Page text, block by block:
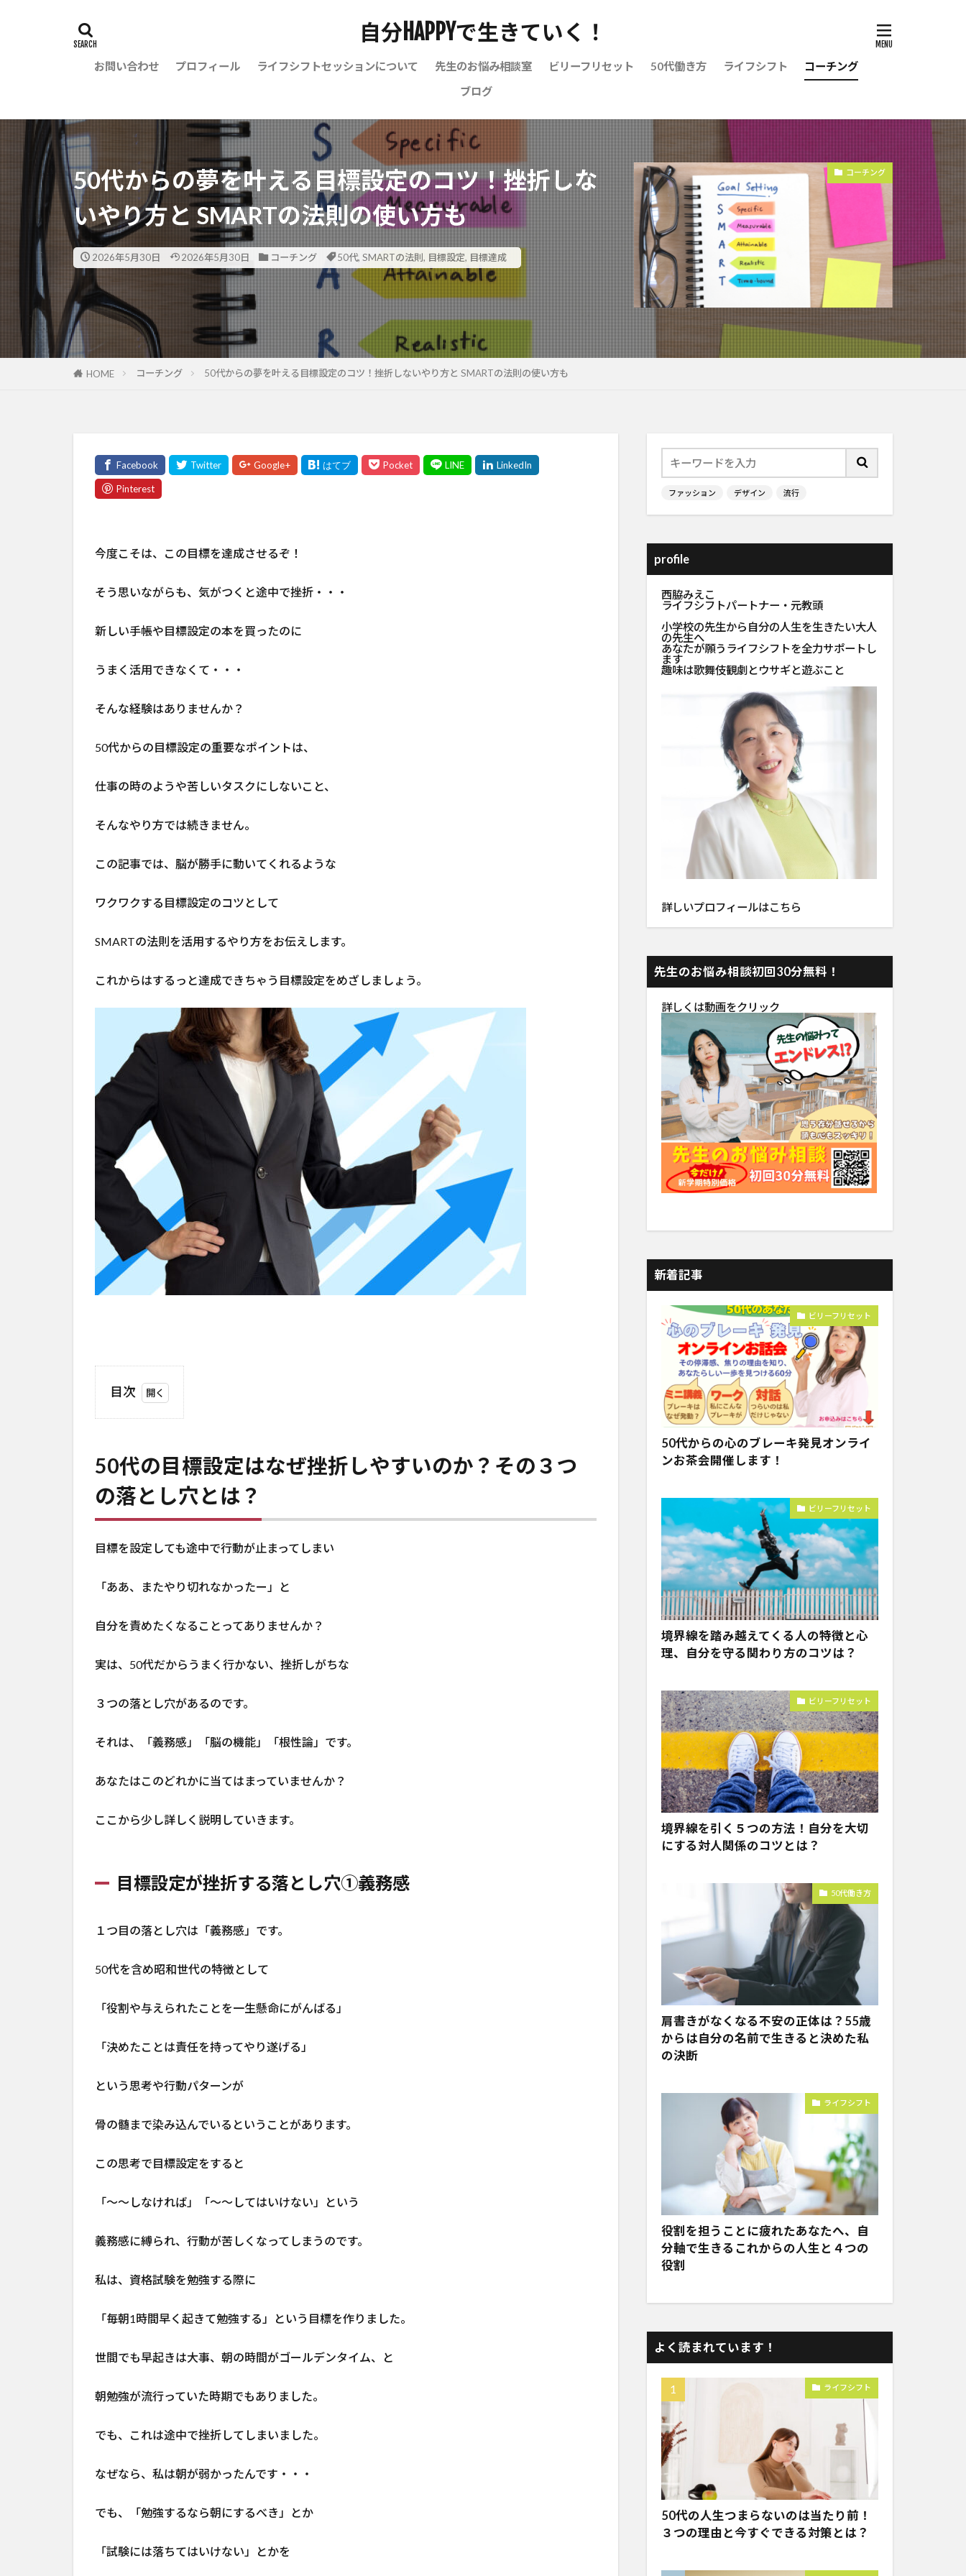
自分HAPPYで生きていく！
お問い合わせ プロフィール ライフシフトセッションについて 先生のお悩み相談室 ビリーフリセット 50代働き方 ライフシフト
コーチング
ブログ
50代からの夢を叶える目標設定のコツ！挫折しな
いやり方と SMARTの法則の使い方も
2026年5月30日 2026年5月30日 コーチング 50代, SMARTの法則, 目標設定, 目標達成
コーチング
HOME コーチング 50代からの夢を叶える目標設定のコツ！挫折しないやり方と SMARTの法則の使い方も
今度こそは、この目標を達成させるぞ！
そう思いながらも、気がつくと途中で挫折・・・
新しい手帳や目標設定の本を買ったのに
うまく活用できなくて・・・
そんな経験はありませんか？
50代からの目標設定の重要なポイントは、
仕事の時のようや苦しいタスクにしないこと、
そんなやり方では続きません。
この記事では、脳が勝手に動いてくれるような
ワクワクする目標設定のコツとして
SMARTの法則を活用するやり方をお伝えします。
これからはするっと達成できちゃう目標設定をめざしましょう。
目次
目標
はな
ぜ挫
やす
か？
の落
穴と
1.1
設定
折す
穴①
1.2
が挫
る落
穴②
目標
折す
とし
根性
2
50
の夢を
定のや
SMART
を活用
SMARTの
具体的にイ
る？
50代の目標設定はなぜ挫折しやすいのか？その３つ
の落とし穴とは？
目標を設定しても途中で行動が止まってしまい
「ああ、またやり切れなかったー」と
自分を責めたくなることってありませんか？
実は、50代だからうまく行かない、挫折しがちな
３つの落とし穴があるのです。
それは、「義務感」「脳の機能」「根性論」です。
あなたはこのどれかに当てはまっていませんか？
ここから少し詳しく説明していきます。
目標設定が挫折する落とし穴①義務感
１つ目の落とし穴は「義務感」です。
50代を含め昭和世代の特徴として
「役割や与えられたことを一生懸命にがんばる」
「決めたことは責任を持ってやり遂げる」
という思考や行動パターンが
骨の髄まで染み込んでいるということがあります。
この思考で目標設定をすると
「〜〜しなければ」「〜〜してはいけない」という
義務感に縛られ、行動が苦しくなってしまうのです。
私は、資格試験を勉強する際に
「毎朝1時間早く起きて勉強する」という目標を作りました。
世間でも早起きは大事、朝の時間がゴールデンタイム、と
朝勉強が流行っていた時期でもありました。
でも、これは途中で挫折してしまいました。
なぜなら、私は朝が弱かったんです・・・
でも、「勉強するなら朝にするべき」とか
「試験には落ちてはいけない」とかを
ファッション デザイン 流行
profile
西脇みえこ
ライフシフトパートナー・元教頭
小学校の先生から自分の人生を生きたい大人
の先生へ
あなたが願うライフシフトを全力サポートし
ます
趣味は歌舞伎観劇とウサギと遊ぶこと
詳しいプロフィールはこちら
先生のお悩み相談初回30分無料！
詳しくは動画をクリック
新着記事
ビリーフリセット
50代からの心のブレーキ発見オンライ
ンお茶会開催します！
ビリーフリセット
境界線を踏み越えてくる人の特徴と心
理、自分を守る関わり方のコツは？
ビリーフリセット
境界線を引く５つの方法！自分を大切
にする対人関係のコツとは？
50代働き方
肩書きがなくなる不安の正体は？55歳
からは自分の名前で生きると決めた私
の決断
ライフシフト
役割を担うことに疲れたあなたへ、自
分軸で生きるこれからの人生と４つの
役割
よく読まれています！
ライフシフト
50代の人生つまらないのは当たり前！
３つの理由と今すぐできる対策とは？